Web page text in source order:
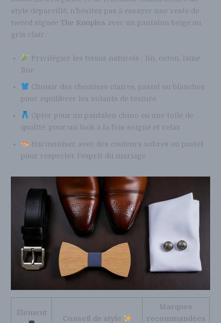
style dépareillé, n’hésitez pas à essayer une veste de
tweed signée The Kooples avec un pantalon beige ou
gris clair.
Privilégier les tissus naturels : lin, coton, laine
fine
Choisir des chemises claires, pastel ou blanches
pour équilibrer les volants de texture
Opter pour un pantalon chino ou une toile de
qualité, pour un look à la fois soigné et relax
Harmoniser avec des couleurs sobres ou pastel
pour respecter l’esprit du mariage
Élément
Conseil de style
Marques
recommandées